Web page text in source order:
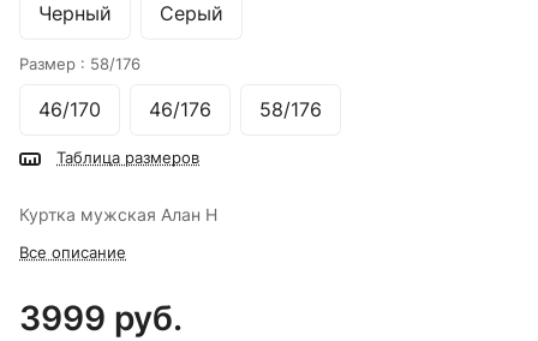
Черный Серый
Размер : 58/176
46/170 46/176 58/176
Таблица размеров
Куртка мужская Алан Н
Все описание
3999 руб.